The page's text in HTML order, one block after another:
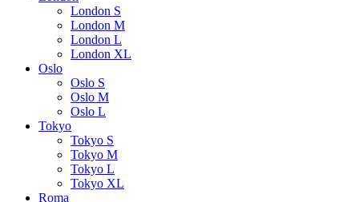
London S
London M
London L
London XL
Oslo
Oslo S
Oslo M
Oslo L
Tokyo
Tokyo S
Tokyo M
Tokyo L
Tokyo XL
Roma